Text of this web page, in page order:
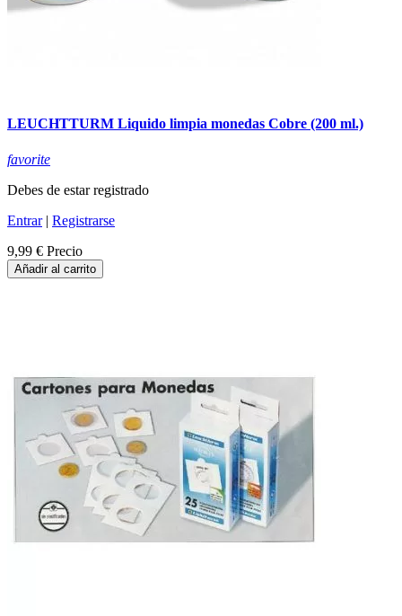
LEUCHTTURM Liquido limpia monedas Cobre (200 ml.)
favorite
Debes de estar registrado
Entrar| Registrarse
9,99 € Precio
Añadir al carrito